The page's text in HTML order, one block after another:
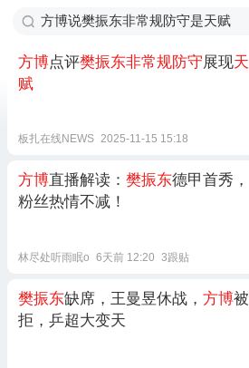
方博点评樊振东非常规防守展现天
赋
板扎在线NEWS 2025-11-15 15:18
方博直播解读： 樊振东德甲首秀，
粉丝热情不减！
林尽处听雨眠o 6天前 12:20 3跟贴
樊振东缺席，王曼昱休战， 方博被
拒，乒超大变天